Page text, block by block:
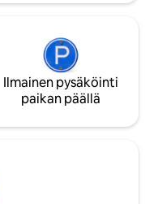
Ilmainen pysäköinti
paikan päällä